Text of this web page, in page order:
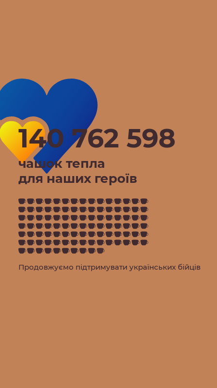
140 762 599
чашок тепла
для наших героїв
Продовжуємо підтримувати українських бійців